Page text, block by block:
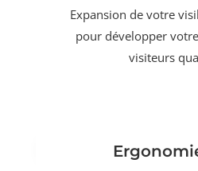
Expansion de votre
pour développer
visiteurs